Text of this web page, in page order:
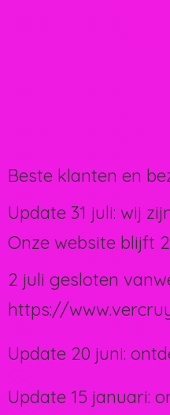
Beste klanten en
Update 31 juli: wij
Onze website blijft
2 juli gesloten
https://
Update 20 juni:
Update 15 januari: